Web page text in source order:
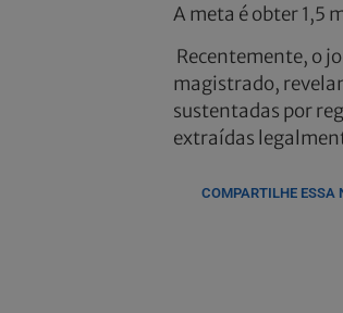
A meta é obter 1,5
Recentemente, o
magistrado,
sustentadas por
extraídas
COMPARTILHE ESSA